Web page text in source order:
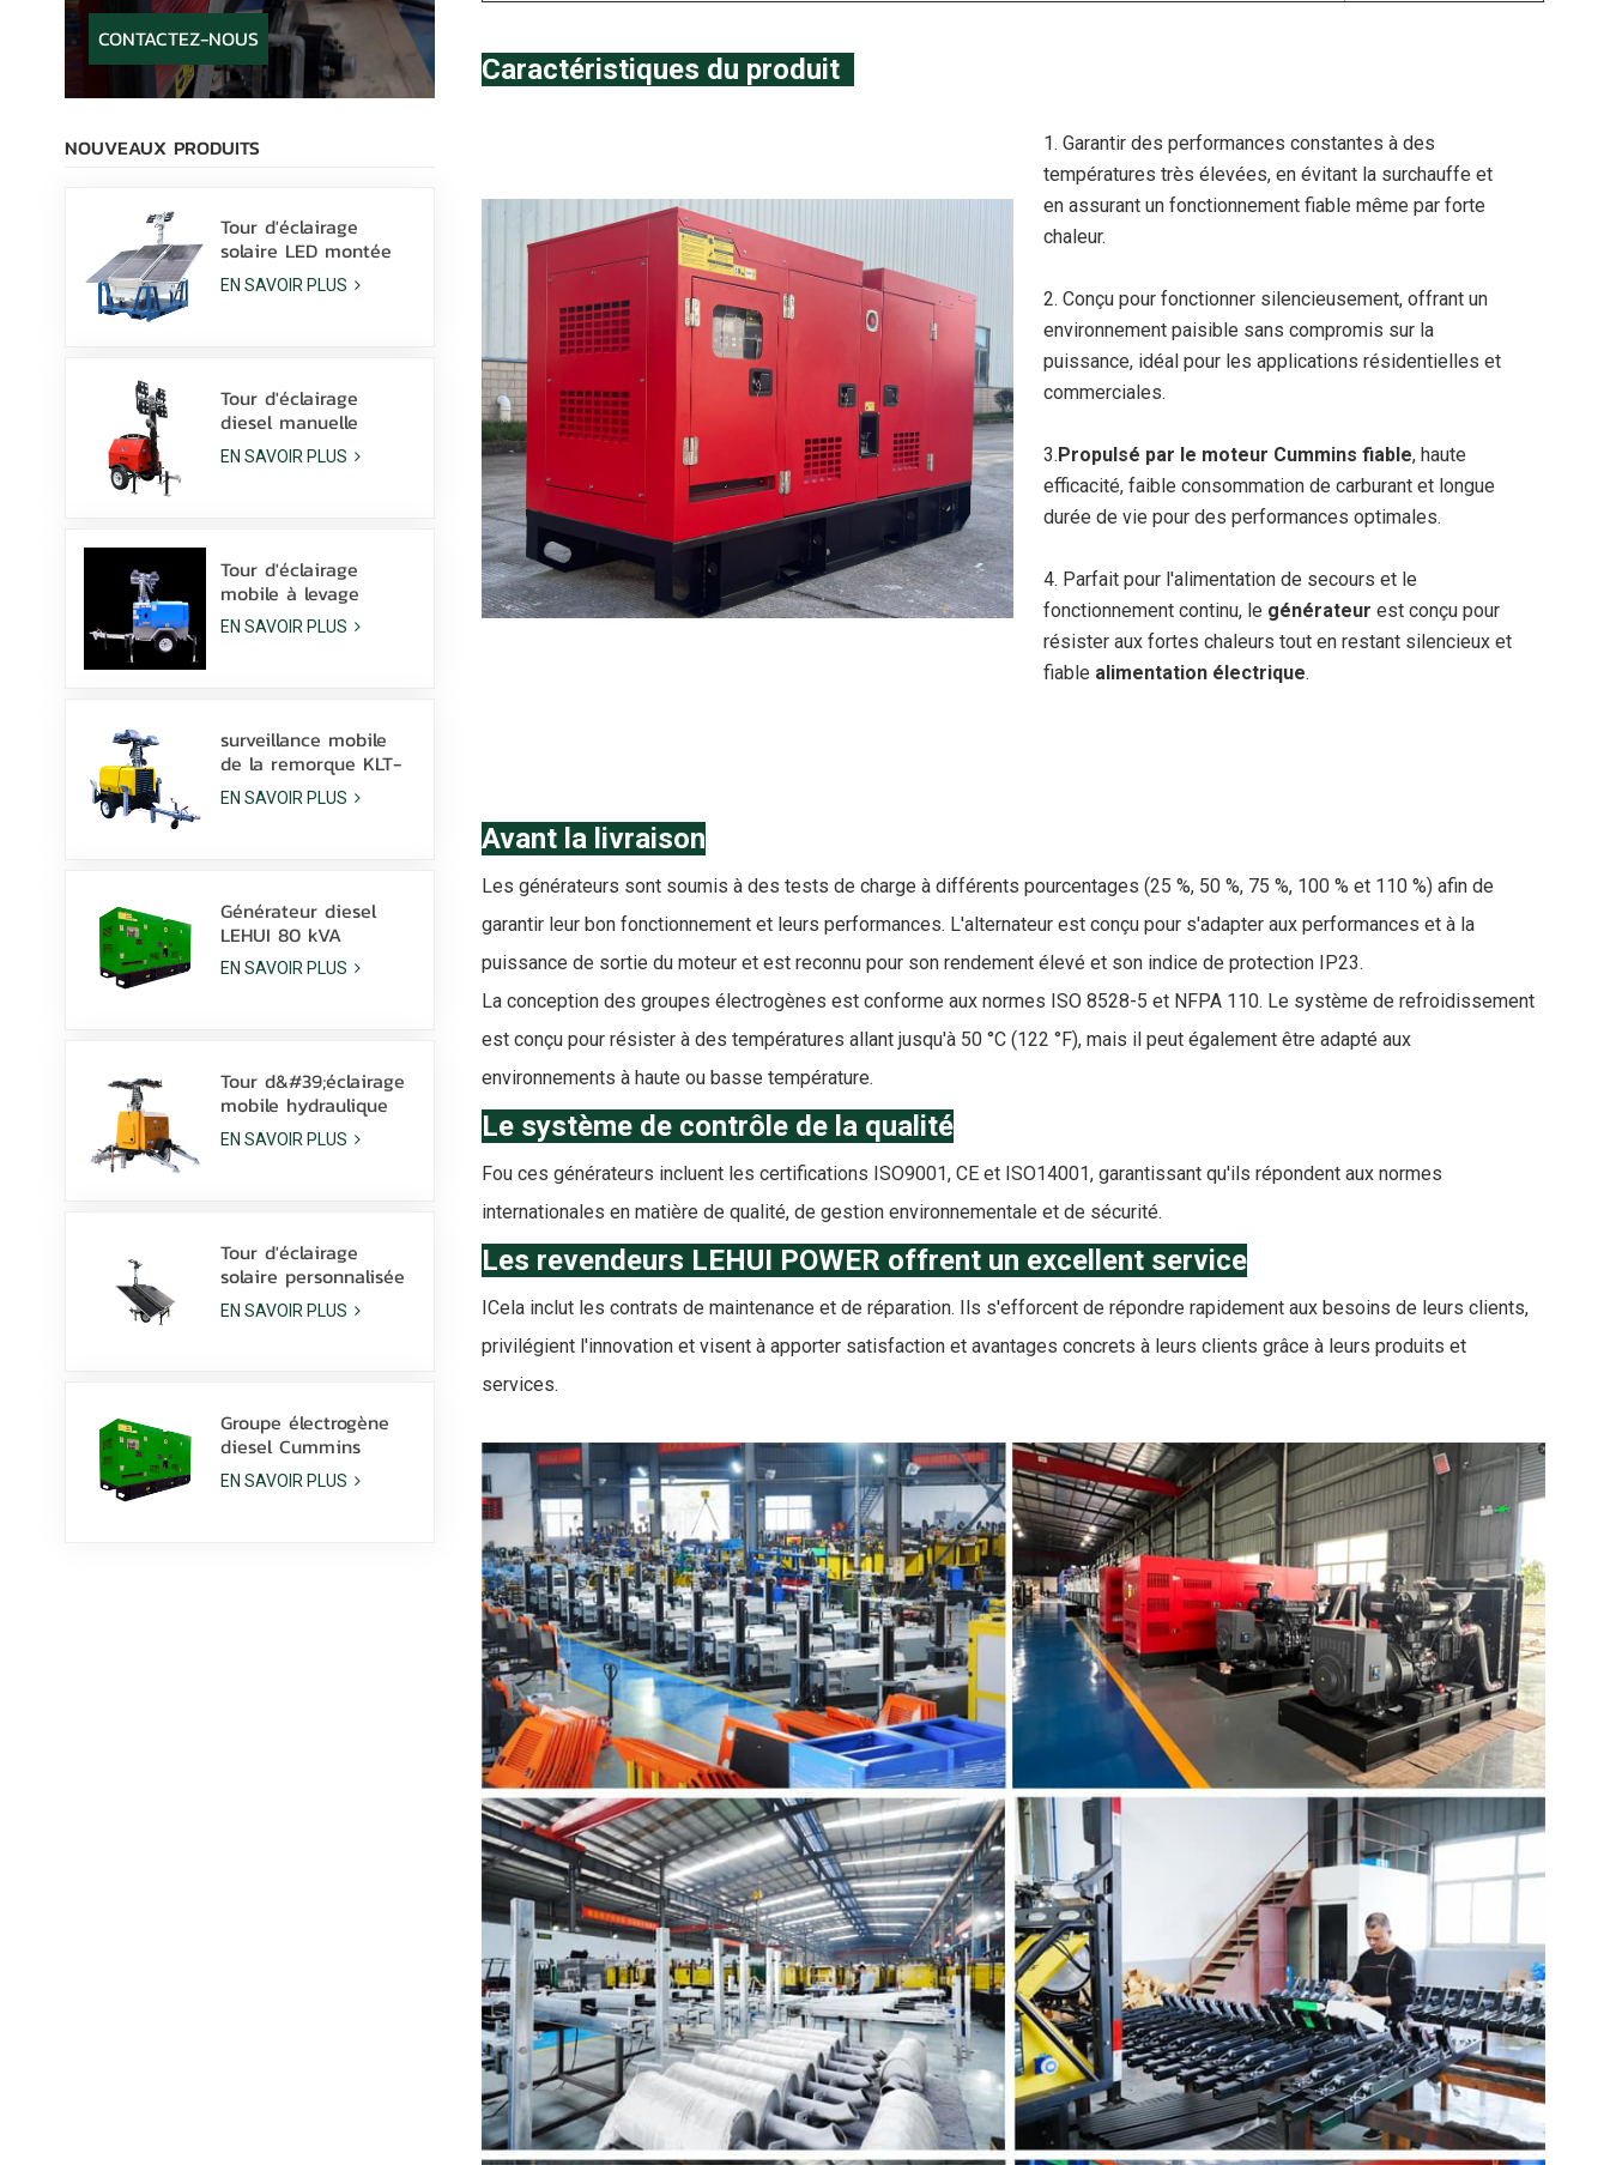
CONTACTEZ-NOUS
NOUVEAUX PRODUITS
Tour d'éclairage
solaire LED montée
sur patins avec
lampes LED 400 W et
EN SAVOIR PLUS
Tour d'éclairage
diesel manuelle
compacte et
économique avec 4
W
EN SAVOIR PLUS
Tour d'éclairage
mobile à levage
hydraulique manuel
de 9 m de hauteur
EN SAVOIR PLUS
surveillance mobile
de la remorque KLT-
10000V de tour
légère de mât de
EN SAVOIR PLUS
Générateur diesel
LEHUI 80 kVA
silencieux, alimenté
par un moteur
EN SAVOIR PLUS
Tour d&#39;éclairage
mobile hydraulique
diesel de 9 m avec
lampes LED de 350 W
W
EN SAVOIR PLUS
Tour d'éclairage
solaire personnalisée
avec batterie au
Lithium, lampes LED
EN SAVOIR PLUS
Groupe électrogène
diesel Cummins
6ZTAA13-G2 de 425
kVA pour applications
EN SAVOIR PLUS
Caractéristiques du produit
1. Garantir des performances constantes à des
températures très élevées, en évitant la surchauffe et
en assurant un fonctionnement fiable même par forte
chaleur.
2. Conçu pour fonctionner silencieusement, offrant un
environnement paisible sans compromis sur la
puissance, idéal pour les applications résidentielles et
commerciales.
3.Propulsé par le moteur Cummins fiable, haute
efficacité, faible consommation de carburant et longue
durée de vie pour des performances optimales.
4. Parfait pour l'alimentation de secours et le
fonctionnement continu, le générateur est conçu pour
résister aux fortes chaleurs tout en restant silencieux et
fiable alimentation électrique.
Avant la livraison
Les générateurs sont soumis à des tests de charge à différents pourcentages (25 %, 50 %, 75 %, 100 % et 110 %) afin de
garantir leur bon fonctionnement et leurs performances. L'alternateur est conçu pour s'adapter aux performances et à la
puissance de sortie du moteur et est reconnu pour son rendement élevé et son indice de protection IP23.
La conception des groupes électrogènes est conforme aux normes ISO 8528-5 et NFPA 110. Le système de refroidissement
est conçu pour résister à des températures allant jusqu'à 50 °C (122 °F), mais il peut également être adapté aux
environnements à haute ou basse température.
Le système de contrôle de la qualité
Fou ces générateurs incluent les certifications ISO9001, CE et ISO14001, garantissant qu'ils répondent aux normes
internationales en matière de qualité, de gestion environnementale et de sécurité.
Les revendeurs LEHUI POWER offrent un excellent service
ICela inclut les contrats de maintenance et de réparation. Ils s'efforcent de répondre rapidement aux besoins de leurs clients,
privilégient l'innovation et visent à apporter satisfaction et avantages concrets à leurs clients grâce à leurs produits et
services.